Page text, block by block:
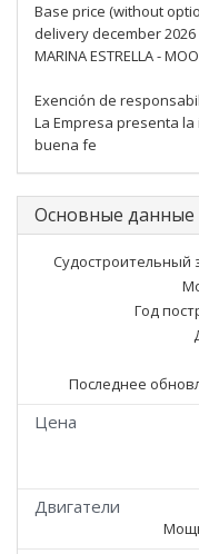
Base price (without
delivery december 2026
MARINA ESTRELLA -
Exención de
La Empresa presenta
buena fe
Основные данные
Судостроительный
Год
Последнее
Цена
Двигатели